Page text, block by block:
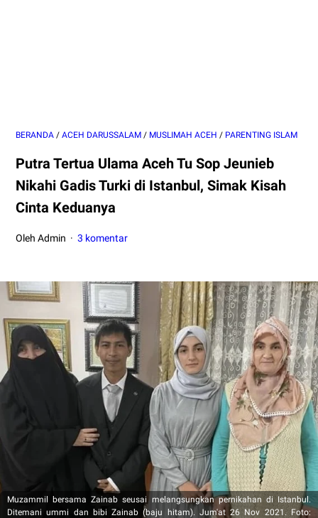
BERANDA / ACEH DARUSSALAM / MUSLIMAH ACEH / PARENTING ISLAM
Putra Tertua Ulama Aceh Tu Sop Jeunieb
Nikahi Gadis Turki di Istanbul, Simak Kisah
Cinta Keduanya
Oleh Admin 3 komentar
Muzammil bersama Zainab seusai melangsungkan pernikahan di Istanbul.
Ditemani ummi dan bibi Zainab (baju hitam). Jum'at 26 Nov 2021. Foto: